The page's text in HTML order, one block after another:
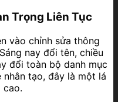
Trọng Liên Tục
vào chỉnh sửa thông
nay đổi tên, chiều
đổi toàn bộ danh mục
tạo, đây là một lá
cao.